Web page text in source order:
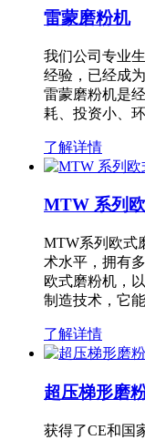
雷蒙磨粉机
我们公司专业
经验，已经成
雷蒙磨粉机是
耗、投资小、
了解详情
MTW 系列
MTW系列欧式
术水平，拥有
欧式磨粉机，
制造技术，它
了解详情
超压梯形磨
获得了CE和国